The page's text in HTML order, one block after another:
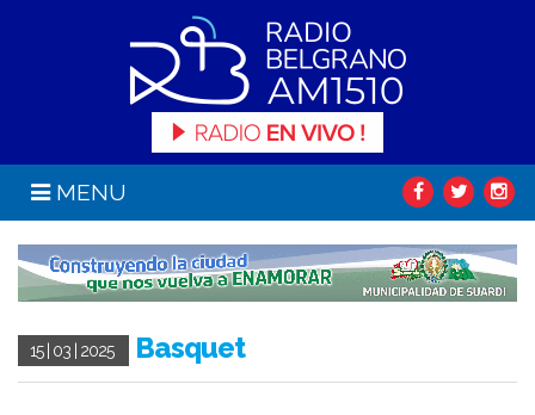
MENU
15 | 03 | 2025 Basquet